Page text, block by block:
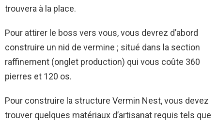
trouvera à la place.
Pour attirer le boss vers vous, vous devrez d’abord
construire un nid de vermine ; situé dans la section
raffinement (onglet production) qui vous coûte 360 ​​
pierres et 120 os.
Pour construire la structure Vermin Nest, vous devez
trouver quelques matériaux d’artisanat requis tels que